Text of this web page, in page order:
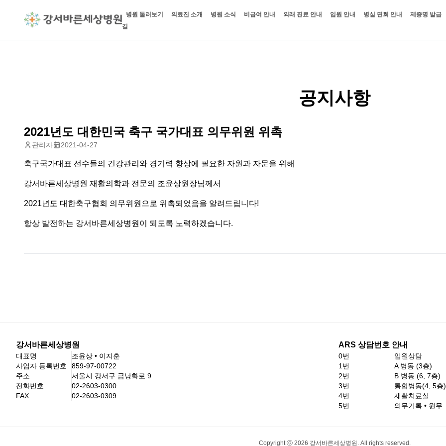
병원 둘러보기 의료진 소개 병원 소식 비급여 안내 외래 진료 안내 입원 안내 병실 면회 안내 제증명 발급
길
공지사항
2021년도 대한민국 축구 국가대표 의무위원 위촉
관리자 2021-04-27
축구국가대표 선수들의 건강관리와 경기력 향상에 필요한 자원과 자문을 위해
강서바른세상병원 재활의학과 전문의 조윤상원장님께서
2021년도 대한축구협회 의무위원으로 위촉되었음을 알려드립니다!
항상 발전하는 강서바른세상병원이 되도록 노력하겠습니다.
강서바른세상병원
대표명
조윤상 • 이지훈
사업자 등록번호
859-97-00722
주소
서울시 강서구 금낭화로 9
전화번호
02-2603-0300
FAX
02-2603-0309
ARS 상담번호 안내
0번
입원상담
1번
A 병동 (3층)
2번
B 병동 (6, 7층)
3번
통합병동(4, 5층)
4번
재활치료실
5번
의무기록 • 원무
Copyright ⓒ 2026 강서바른세상병원. All rights reserved.